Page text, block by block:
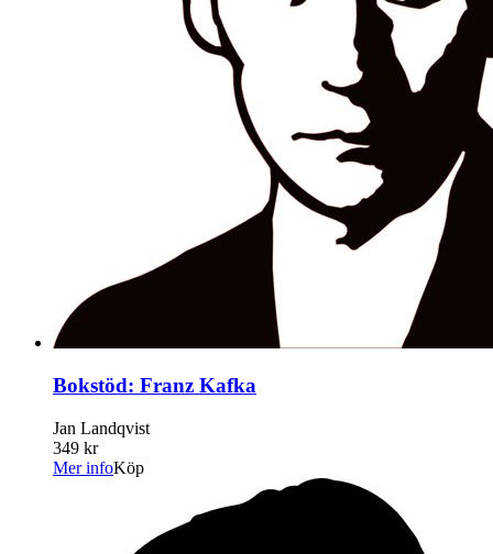
Bokstöd: Franz Kafka
Jan Landqvist
349 kr
Mer infoKöp